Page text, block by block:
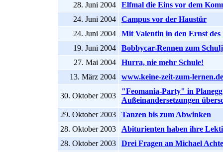
28. Juni 2004
Elfmal die Eins vor dem
24. Juni 2004
Campus vor der Haustür
24. Juni 2004
Mit Valentin in den Ernst des
19. Juni 2004
Bobbycar-Rennen zum
27. Mai 2004
Hurra, nie mehr Schule!
13. März 2004
www.keine-zeit-zum-lernen.de
30. Oktober 2003
"Feomania-Party" in
Außeinandersetzungen
29. Oktober 2003
Tanzen bis zum Abwinken
28. Oktober 2003
Abiturienten haben ihre
28. Oktober 2003
Drei Fragen an Michael